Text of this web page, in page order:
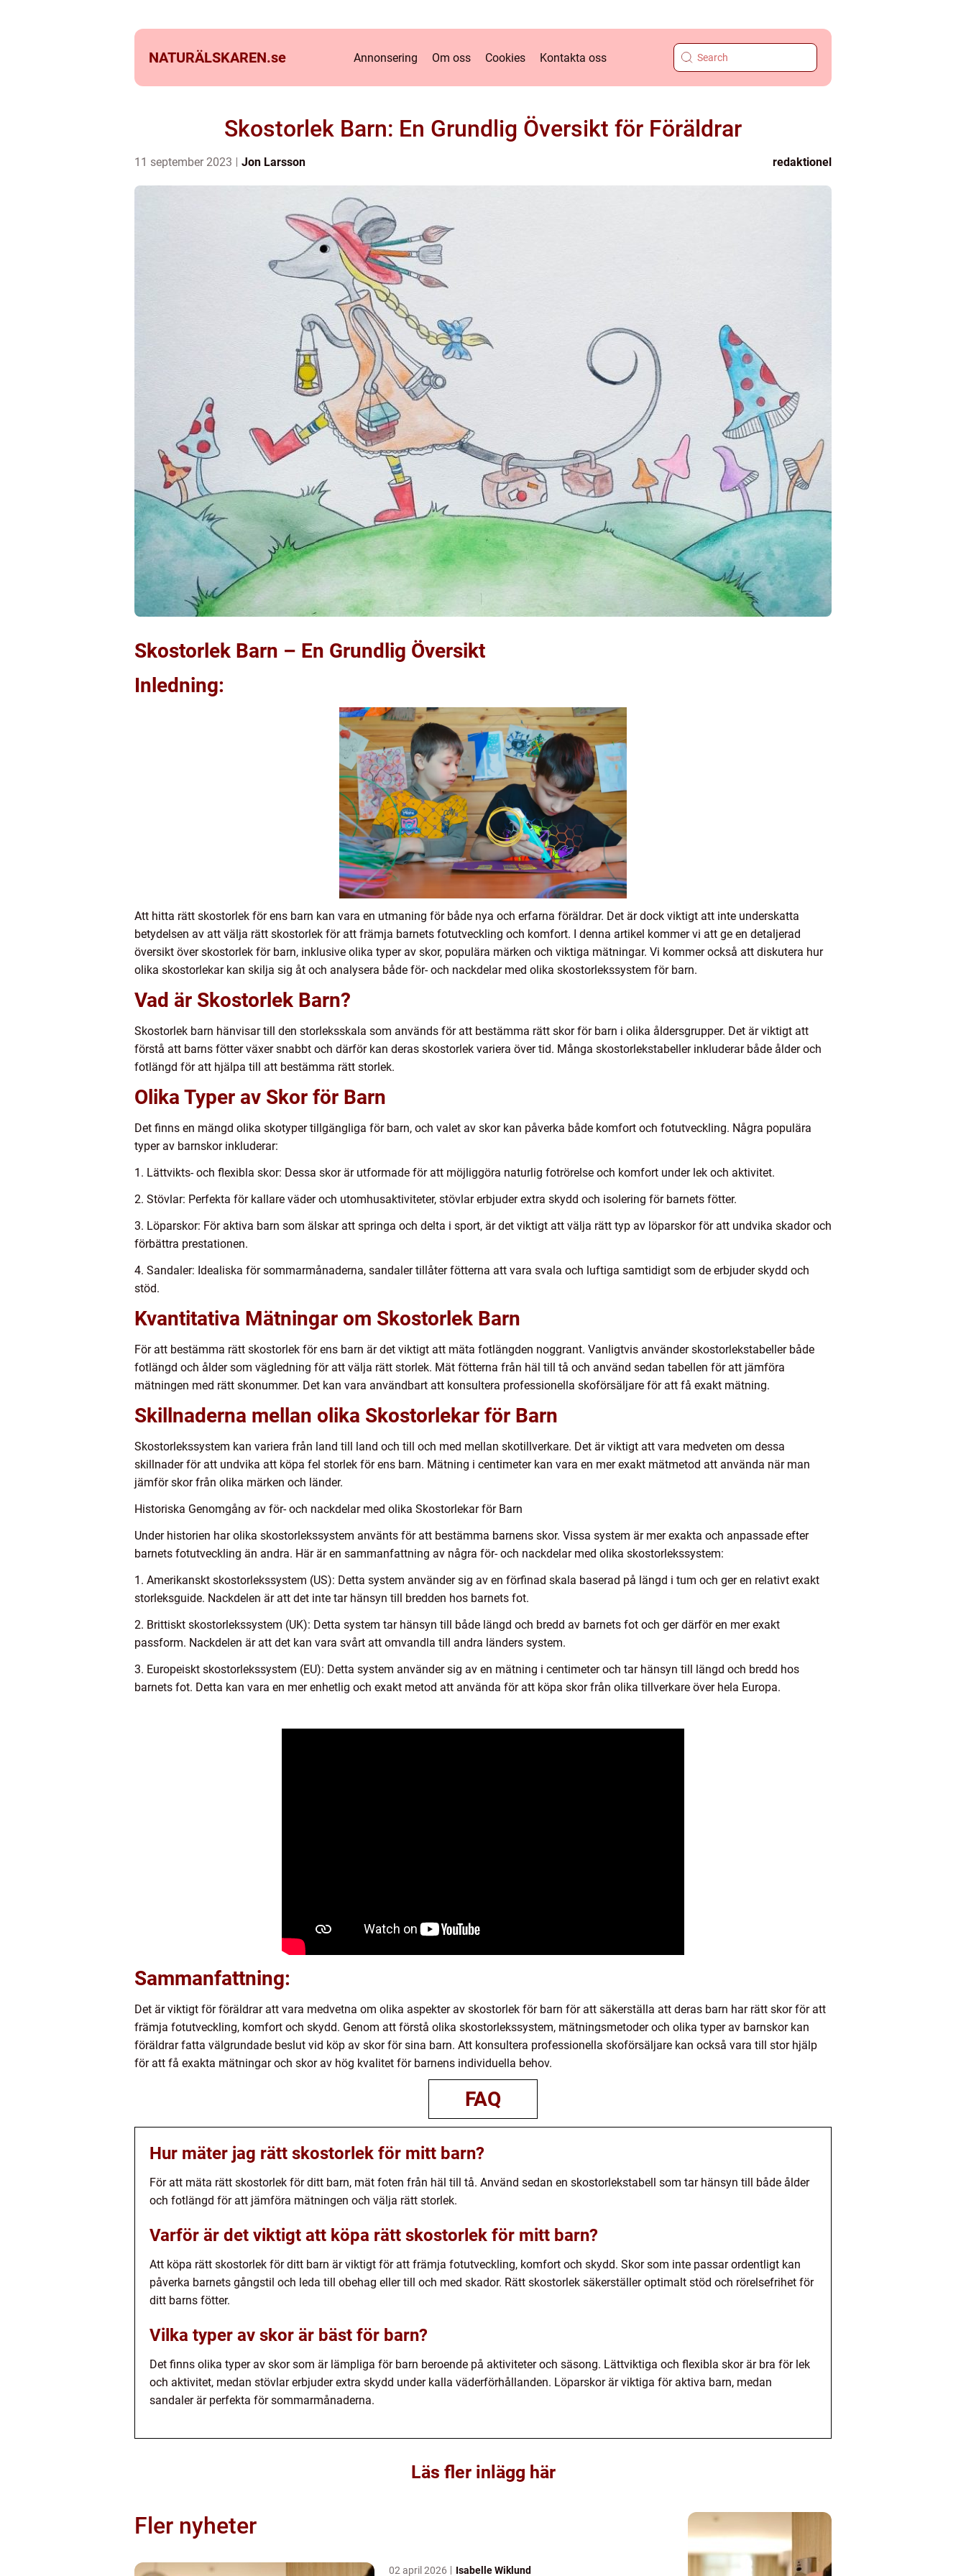
NATURÄLSKAREN.se Annonsering Om oss Cookies Kontakta oss
Skostorlek Barn: En Grundlig Översikt för Föräldrar
11 september 2023 Jon Larsson redaktionel
Skostorlek Barn – En Grundlig Översikt
Inledning:
Att hitta rätt skostorlek för ens barn kan vara en utmaning för både nya och erfarna föräldrar. Det är dock viktigt att inte underskatta
betydelsen av att välja rätt skostorlek för att främja barnets fotutveckling och komfort. I denna artikel kommer vi att ge en detaljerad
översikt över skostorlek för barn, inklusive olika typer av skor, populära märken och viktiga mätningar. Vi kommer också att diskutera hur
olika skostorlekar kan skilja sig åt och analysera både för- och nackdelar med olika skostorlekssystem för barn.
Vad är Skostorlek Barn?
Skostorlek barn hänvisar till den storleksskala som används för att bestämma rätt skor för barn i olika åldersgrupper. Det är viktigt att
förstå att barns fötter växer snabbt och därför kan deras skostorlek variera över tid. Många skostorlekstabeller inkluderar både ålder och
fotlängd för att hjälpa till att bestämma rätt storlek.
Olika Typer av Skor för Barn
Det finns en mängd olika skotyper tillgängliga för barn, och valet av skor kan påverka både komfort och fotutveckling. Några populära
typer av barnskor inkluderar:
1. Lättvikts- och flexibla skor: Dessa skor är utformade för att möjliggöra naturlig fotrörelse och komfort under lek och aktivitet.
2. Stövlar: Perfekta för kallare väder och utomhusaktiviteter, stövlar erbjuder extra skydd och isolering för barnets fötter.
3. Löparskor: För aktiva barn som älskar att springa och delta i sport, är det viktigt att välja rätt typ av löparskor för att undvika skador och
förbättra prestationen.
4. Sandaler: Idealiska för sommarmånaderna, sandaler tillåter fötterna att vara svala och luftiga samtidigt som de erbjuder skydd och
stöd.
Kvantitativa Mätningar om Skostorlek Barn
För att bestämma rätt skostorlek för ens barn är det viktigt att mäta fotlängden noggrant. Vanligtvis använder skostorlekstabeller både
fotlängd och ålder som vägledning för att välja rätt storlek. Mät fötterna från häl till tå och använd sedan tabellen för att jämföra
mätningen med rätt skonummer. Det kan vara användbart att konsultera professionella skoförsäljare för att få exakt mätning.
Skillnaderna mellan olika Skostorlekar för Barn
Skostorlekssystem kan variera från land till land och till och med mellan skotillverkare. Det är viktigt att vara medveten om dessa
skillnader för att undvika att köpa fel storlek för ens barn. Mätning i centimeter kan vara en mer exakt mätmetod att använda när man
jämför skor från olika märken och länder.
Historiska Genomgång av för- och nackdelar med olika Skostorlekar för Barn
Under historien har olika skostorlekssystem använts för att bestämma barnens skor. Vissa system är mer exakta och anpassade efter
barnets fotutveckling än andra. Här är en sammanfattning av några för- och nackdelar med olika skostorlekssystem:
1. Amerikanskt skostorlekssystem (US): Detta system använder sig av en förfinad skala baserad på längd i tum och ger en relativt exakt
storleksguide. Nackdelen är att det inte tar hänsyn till bredden hos barnets fot.
2. Brittiskt skostorlekssystem (UK): Detta system tar hänsyn till både längd och bredd av barnets fot och ger därför en mer exakt
passform. Nackdelen är att det kan vara svårt att omvandla till andra länders system.
3. Europeiskt skostorlekssystem (EU): Detta system använder sig av en mätning i centimeter och tar hänsyn till längd och bredd hos
barnets fot. Detta kan vara en mer enhetlig och exakt metod att använda för att köpa skor från olika tillverkare över hela Europa.
Sammanfattning:
Det är viktigt för föräldrar att vara medvetna om olika aspekter av skostorlek för barn för att säkerställa att deras barn har rätt skor för att
främja fotutveckling, komfort och skydd. Genom att förstå olika skostorlekssystem, mätningsmetoder och olika typer av barnskor kan
föräldrar fatta välgrundade beslut vid köp av skor för sina barn. Att konsultera professionella skoförsäljare kan också vara till stor hjälp
för att få exakta mätningar och skor av hög kvalitet för barnens individuella behov.
FAQ
Hur mäter jag rätt skostorlek för mitt barn?
För att mäta rätt skostorlek för ditt barn, mät foten från häl till tå. Använd sedan en skostorlekstabell som tar hänsyn till både ålder
och fotlängd för att jämföra mätningen och välja rätt storlek.
Varför är det viktigt att köpa rätt skostorlek för mitt barn?
Att köpa rätt skostorlek för ditt barn är viktigt för att främja fotutveckling, komfort och skydd. Skor som inte passar ordentligt kan
påverka barnets gångstil och leda till obehag eller till och med skador. Rätt skostorlek säkerställer optimalt stöd och rörelsefrihet för
ditt barns fötter.
Vilka typer av skor är bäst för barn?
Det finns olika typer av skor som är lämpliga för barn beroende på aktiviteter och säsong. Lättviktiga och flexibla skor är bra för lek
och aktivitet, medan stövlar erbjuder extra skydd under kalla väderförhållanden. Löparskor är viktiga för aktiva barn, medan
sandaler är perfekta för sommarmånaderna.
Läs fler inlägg här
Fler nyheter
02 april 2026 Isabelle Wiklund